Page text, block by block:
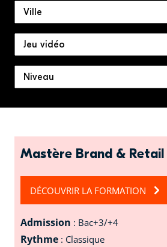
Mastère Brand & Retail
DÉCOUVRIR LA FORMATION
Admission : Bac+3/+4
Rythme : Classique